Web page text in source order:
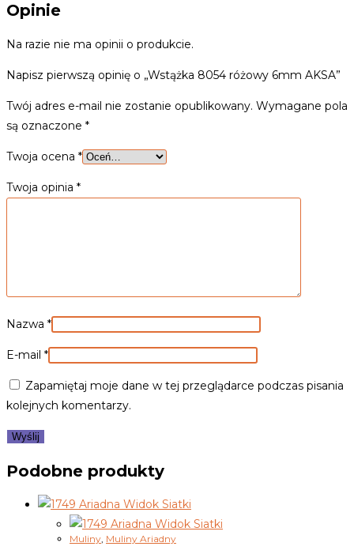
Opinie
Na razie nie ma opinii o produkcie.
Napisz pierwszą opinię o „Wstążka 8054 różowy 6mm AKSA”
Twój adres e-mail nie zostanie opublikowany. Wymagane pola
są oznaczone *
Twoja ocena *
Twoja opinia *
Nazwa *
E-mail *
Zapamiętaj moje dane w tej przeglądarce podczas pisania
kolejnych komentarzy.
Podobne produkty
Widok Siatki
Widok Siatki
Muliny, Muliny Ariadny